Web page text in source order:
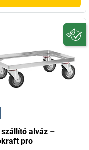
szállító alváz –
pro